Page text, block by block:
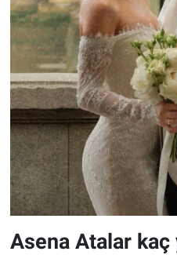
Asena Atalar kaç